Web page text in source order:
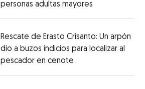
personas adultas mayores
Rescate de Erasto Crisanto: Un arpón
dio a buzos indicios para localizar al
pescador en cenote